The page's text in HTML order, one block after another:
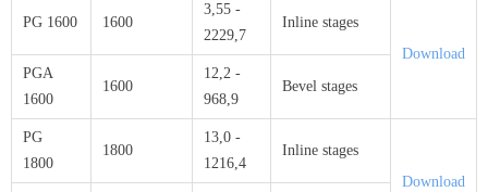
PG 1600 1600
3,55 -
2229,7
Inline stages
Download
PGA
1600
1600
12,2 -
968,9
Bevel stages
PG
1800
1800
13,0 -
1216,4
Inline stages
Download